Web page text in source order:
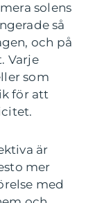
solens
så
och på
Varje
som
för att
är
mer
med